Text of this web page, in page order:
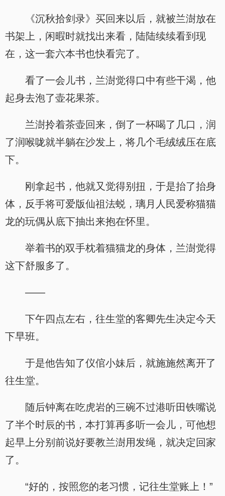
《沉秋拾剑录》买回来以后，就被兰澍放在
书架上，闲暇时就找出来看，陆陆续续看到现
在，这一套六本书也快看完了。
看了一会儿书，兰澍觉得口中有些干渴，他
起身去泡了壶花果茶。
兰澍拎着茶壶回来，倒了一杯喝了几口，润
了润喉咙就半躺在沙发上，将几个毛绒绒压在底
下。
刚拿起书，他就又觉得别扭，于是抬了抬身
体，反手将可爱版仙祖法蜕，璃月人民爱称猫猫
龙的玩偶从底下抽出来抱在怀里。
举着书的双手枕着猫猫龙的身体，兰澍觉得
这下舒服多了。
——
下午四点左右，往生堂的客卿先生决定今天
下早班。
于是他告知了仪倌小妹后，就施施然离开了
往生堂。
随后钟离在吃虎岩的三碗不过港听田铁嘴说
了半个时辰的书，本打算再多听一会儿，可他想
起早上分别前说好要教兰澍用发绳，就决定回家
了。
“好的，按照您的老习惯，记往生堂账上！”